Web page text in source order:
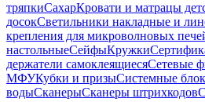
тряпкиСахарКровати и матрацы
досокСветильники накладные и
крепления для микроволновых
настольныеСейфыКружки
держатели самоклеящиесяСетевые
МФУКубки и призыСистемные
водыСканерыСканеры штрихкодов